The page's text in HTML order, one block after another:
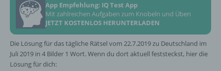
App Empfehlung: IQ Test App
Mit zahlreichen Aufgaben zum Knobeln und Üben
JETZT KOSTENLOS HERUNTERLADEN
Die Lösung für das tägliche Rätsel vom 22.7.2019 zu Deutschland im
Juli 2019 in 4 Bilder 1 Wort. Wenn du dort aktuell feststeckst, hier die
Lösung für dich: